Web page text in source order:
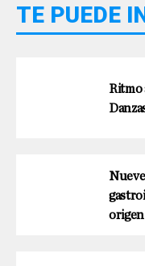
TE PUEDE
Ritmo